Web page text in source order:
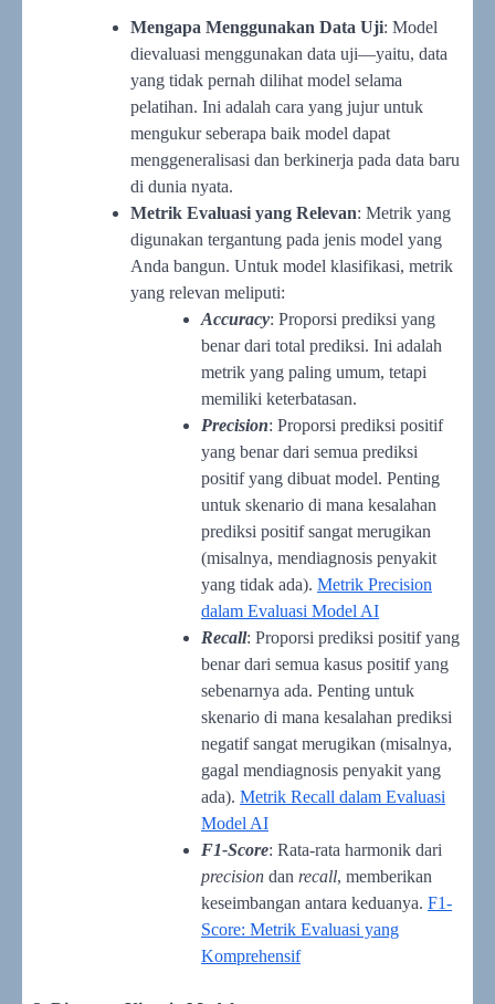
Mengapa Menggunakan Data Uji: Model
dievaluasi menggunakan data uji—yaitu, data
yang tidak pernah dilihat model selama
pelatihan. Ini adalah cara yang jujur untuk
mengukur seberapa baik model dapat
menggeneralisasi dan berkinerja pada data baru
di dunia nyata.
Metrik Evaluasi yang Relevan: Metrik yang
digunakan tergantung pada jenis model yang
Anda bangun. Untuk model klasifikasi, metrik
yang relevan meliputi:
Accuracy: Proporsi prediksi yang
benar dari total prediksi. Ini adalah
metrik yang paling umum, tetapi
memiliki keterbatasan.
Precision: Proporsi prediksi positif
yang benar dari semua prediksi
positif yang dibuat model. Penting
untuk skenario di mana kesalahan
prediksi positif sangat merugikan
(misalnya, mendiagnosis penyakit
yang tidak ada). Metrik Precision
dalam Evaluasi Model AI
Recall: Proporsi prediksi positif yang
benar dari semua kasus positif yang
sebenarnya ada. Penting untuk
skenario di mana kesalahan prediksi
negatif sangat merugikan (misalnya,
gagal mendiagnosis penyakit yang
ada). Metrik Recall dalam Evaluasi
Model AI
F1-Score: Rata-rata harmonik dari
precision dan recall, memberikan
keseimbangan antara keduanya. F1-
Score: Metrik Evaluasi yang
Komprehensif